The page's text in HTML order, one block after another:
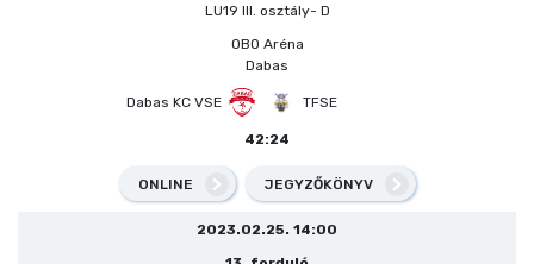
LU19 III. osztály- D
OBO Aréna
Dabas
Dabas KC VSE TFSE
42:24
ONLINE JEGYZŐKÖNYV
2023.02.25. 14:00